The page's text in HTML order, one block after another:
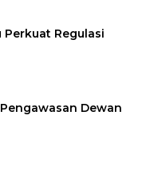
Perkuat Regulasi
Dewan